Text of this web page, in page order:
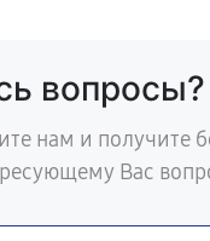
вопросы?
нам и получите
Вас